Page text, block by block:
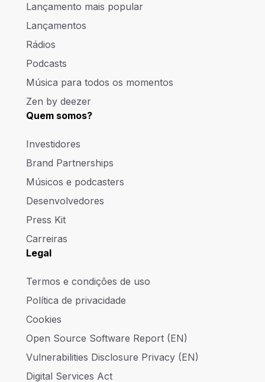
Lançamento mais popular
Lançamentos
Rádios
Podcasts
Música para todos os momentos
Zen by deezer
Quem somos?
Investidores
Brand Partnerships
Músicos e podcasters
Desenvolvedores
Press Kit
Carreiras
Legal
Termos e condições de uso
Política de privacidade
Cookies
Open Source Software Report (EN)
Vulnerabilities Disclosure Privacy (EN)
Digital Services Act